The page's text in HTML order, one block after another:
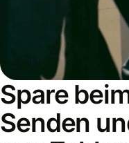
Spare
Senden